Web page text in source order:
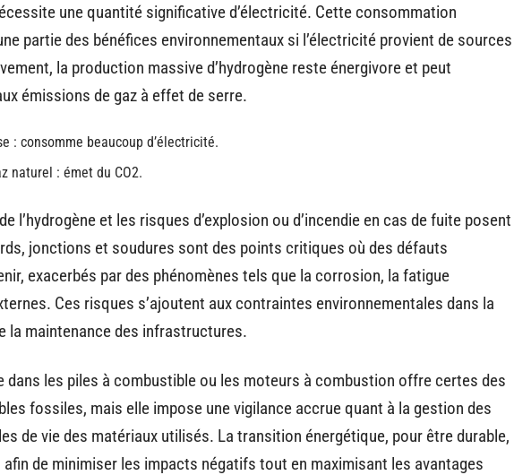
une quantité significative d’électricité. Cette consommation
partie des bénéfices environnementaux si l’électricité provient de sources
la production massive d’hydrogène reste énergivore et peut
émissions de gaz à effet de serre.
: consomme beaucoup d’électricité.
naturel : émet du CO2.
l’hydrogène et les risques d’explosion ou d’incendie en cas de fuite posent
jonctions et soudures sont des points critiques où des défauts
exacerbés par des phénomènes tels que la corrosion, la fatigue
Ces risques s’ajoutent aux contraintes environnementales dans la
la maintenance des infrastructures.
dans les piles à combustible ou les moteurs à combustion offre certes des
fossiles, mais elle impose une vigilance accrue quant à la gestion des
de vie des matériaux utilisés. La transition énergétique, pour être durable,
de minimiser les impacts négatifs tout en maximisant les avantages